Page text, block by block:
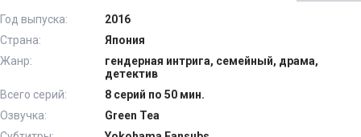
Год выпуска:
2016
Страна:
Япония
Жанр:
гендерная интрига, семейный, драма,
детектив
Всего серий:
8 серий по 50 мин.
Озвучка:
Green Tea